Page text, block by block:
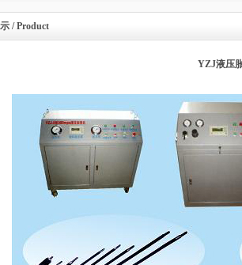
/ Product
YZJ液压